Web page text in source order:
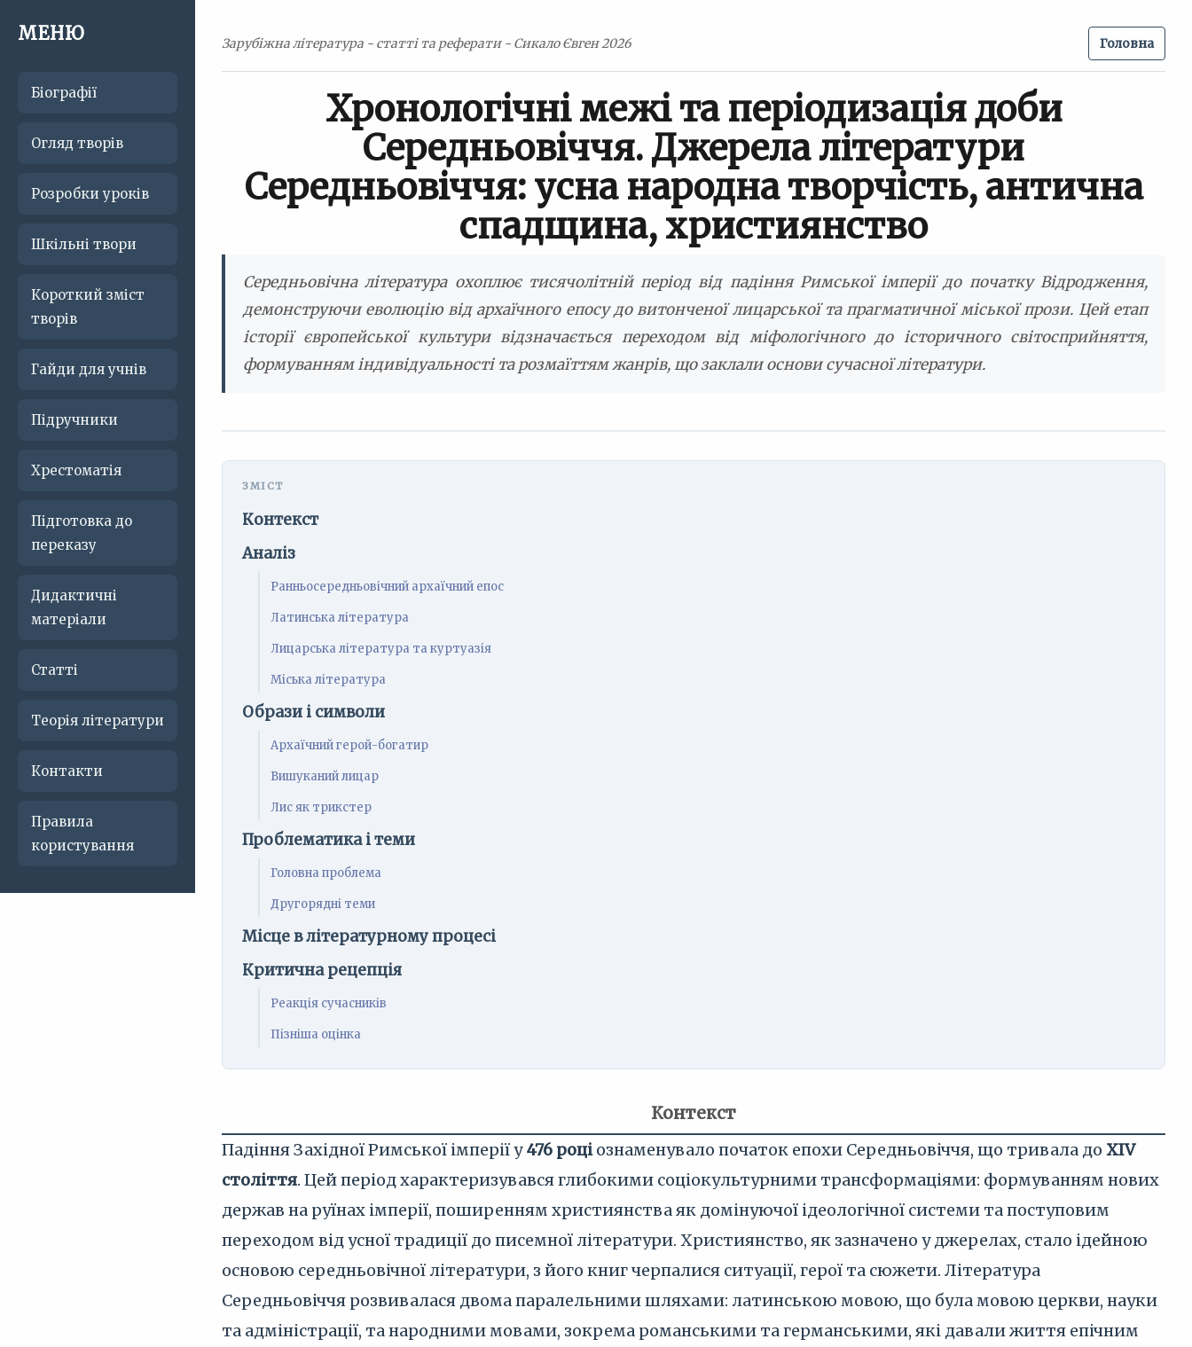
МЕНЮ
Біографії
Огляд творів
Розробки уроків
Шкільні твори
Короткий зміст
творів
Гайди для учнів
Підручники
Хрестоматія
Підготовка до
переказу
Дидактичні
матеріали
Статті
Теорія літератури
Контакти
Правила
користування
Зарубіжна література - статті та реферати - Сикало Євген 2026 Головна
Хронологічні межі та періодизація доби
Середньовіччя. Джерела літератури
Середньовіччя: усна народна творчість, антична
спадщина, християнство
Середньовічна література охоплює тисячолітній період від падіння Римської імперії до початку Відродження,
демонструючи еволюцію від архаїчного епосу до витонченої лицарської та прагматичної міської прози. Цей етап
історії європейської культури відзначається переходом від міфологічного до історичного світосприйняття,
формуванням індивідуальності та розмаїттям жанрів, що заклали основи сучасної літератури.
Контекст
Аналіз
Ранньосередньовічний архаїчний епос
Латинська література
Лицарська література та куртуазія
Міська література
Образи і символи
Архаїчний герой-богатир
Вишуканий лицар
Лис як трикстер
Проблематика і теми
Головна проблема
Другорядні теми
Місце в літературному процесі
Критична рецепція
Реакція сучасників
Пізніша оцінка
Контекст
Падіння Західної Римської імперії у476 роціознаменувало початок епохи Середньовіччя, що тривала до XIV
століття. Цей період характеризувався глибокими соціокультурними трансформаціями: формуванням нових
держав на руїнах імперії, поширенням християнства як домінуючої ідеологічної системи та поступовим
переходом від усної традиції до писемної літератури. Християнство, як зазначено у джерелах, стало ідейною
основою середньовічної літератури, з його книг черпалися ситуації, герої та сюжети. Література
Середньовіччя розвивалася двома паралельними шляхами: латинською мовою, що була мовою церкви, науки
та адміністрації, та народними мовами, зокрема романськими та германськими, які давали життя епічним